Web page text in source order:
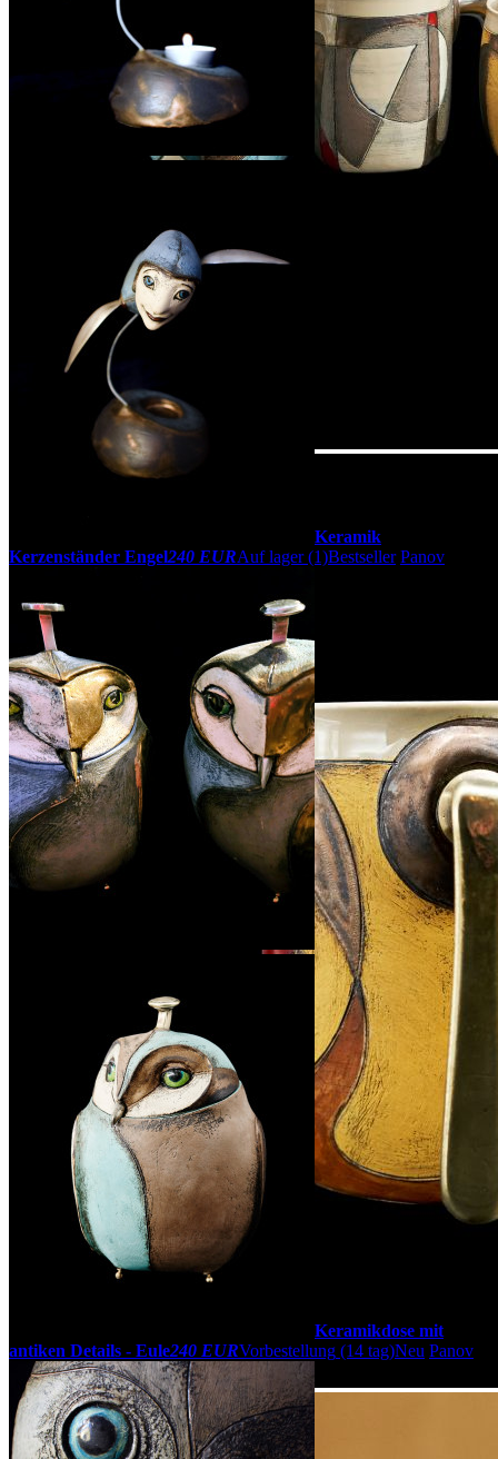
Keramik
Kerzenständer Engel240 EURAuf lager (1)Bestseller Panov
Keramikdose mit
antiken Details - Eule240 EURVorbestellung (14 tag)Neu Panov